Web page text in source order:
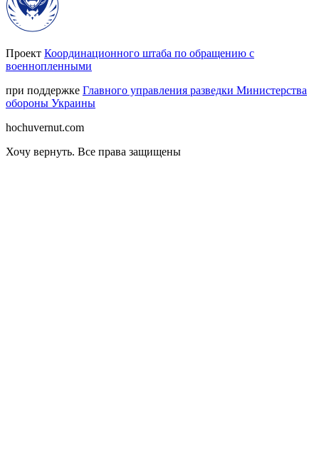
Проект Координационного штаба по обращению с
военнопленными
при поддержке Главного управления разведки Министерства
обороны Украины
hochuvernut.com
Хочу вернуть. Все права защищены